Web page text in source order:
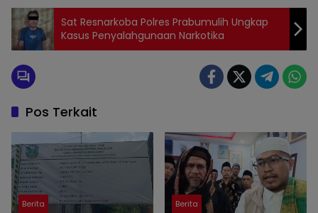
Sat Resnarkoba Polres Prabumulih Ungkap
Kasus Penyalahgunaan Narkotika
Pos Terkait
Berita Berita